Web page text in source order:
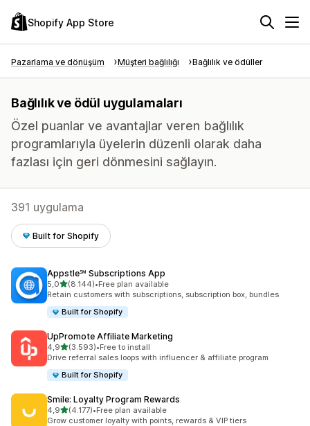
Shopify App Store
Pazarlama ve dönüşüm Müşteri bağlılığı Bağlılık ve ödüller
Bağlılık ve ödül uygulamaları
Özel puanlar ve avantajlar veren bağlılık
programlarıyla üyelerin düzenli olarak daha
fazlası için geri dönmesini sağlayın.
391 uygulama
Built for Shopify
Appstle℠ Subscriptions App
5,05 yıldız üzerinden
(8.144)
toplam 8144 değerlendirme
•Free plan available
Retain customers with subscriptions, subscription box, bundles
Built for Shopify
UpPromote Affiliate Marketing
4,95 yıldız üzerinden
(3.593)
toplam 3593 değerlendirme
•Free to install
Drive referral sales loops with influencer & affiliate program
Built for Shopify
Smile: Loyalty Program Rewards
4,95 yıldız üzerinden
(4.177)
toplam 4177 değerlendirme
•Free plan available
Grow customer loyalty with points, rewards & VIP tiers